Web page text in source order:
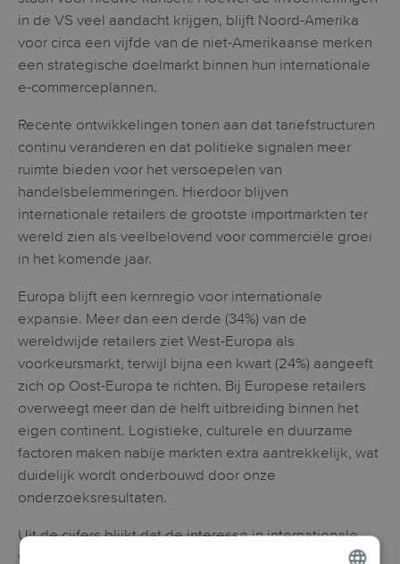
in de VS veel aandacht krijgen, blijft Noord-Amerika
voor circa een vijfde van de niet-Amerikaanse merken
een strategische doelmarkt binnen hun internationale
e-commerceplannen.
Recente ontwikkelingen tonen aan dat tariefstructuren
continu veranderen en dat politieke signalen meer
ruimte bieden voor het versoepelen van
handelsbelemmeringen. Hierdoor blijven
internationale retailers de grootste importmarkten ter
wereld zien als veelbelovend voor commerciële groei
in het komende jaar.
Europa blijft een kernregio voor internationale
expansie. Meer dan een derde (34%) van de
wereldwijde retailers ziet West-Europa als
voorkeursmarkt, terwijl bijna een kwart (24%) aangeeft
zich op Oost-Europa te richten. Bij Europese retailers
overweegt meer dan de helft uitbreiding binnen het
eigen continent. Logistieke, culturele en duurzame
factoren maken nabije markten extra aantrekkelijk, wat
duidelijk wordt onderbouwd door onze
onderzoeksresultaten.
Uit de cijfers blijkt dat de interesse in internationale
verkoop wereldwijd onverminderd groot is, ook al